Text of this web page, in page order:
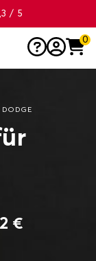
/ 5
0
€